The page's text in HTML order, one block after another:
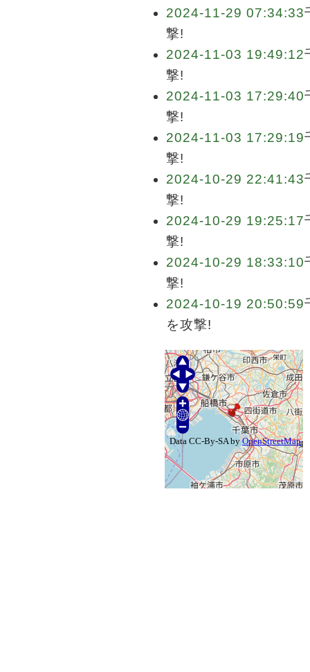
2024-11-29 07:34:33
撃!
2024-11-03 19:49:12
撃!
2024-11-03 17:29:40
撃!
2024-11-03 17:29:19
撃!
2024-10-29 22:41:43
撃!
2024-10-29 19:25:17
撃!
2024-10-29 18:33:10
撃!
2024-10-19 20:50:59
を攻撃!